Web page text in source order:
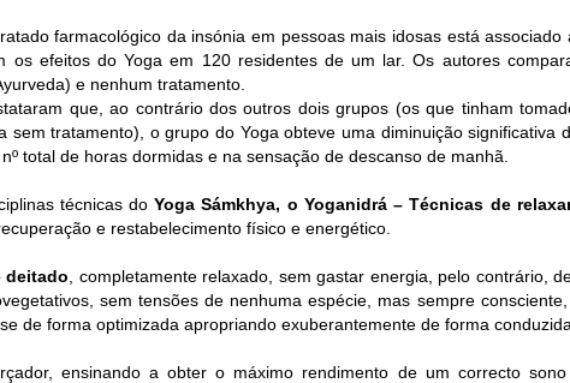
farmacológico da insónia em pessoas mais idosas está
os efeitos do Yoga em 120 residentes de um lar. Os autores
e nenhum tratamento.
que, ao contrário dos outros dois grupos (os que tinham
sem tratamento), o grupo do Yoga obteve uma diminuição significativa
total de horas dormidas e na sensação de descanso de manhã.
técnicas doYoga Sámkhya, o Yoganidrá – Técnicas de
e restabelecimento físico e energético.
deitado , completamente relaxado, sem gastar energia, pelo contrário,
sem tensões de nenhuma espécie, mas sempre
de forma optimizada apropriando exuberantemente de forma
ensinando a obter o máximo rendimento de um correcto